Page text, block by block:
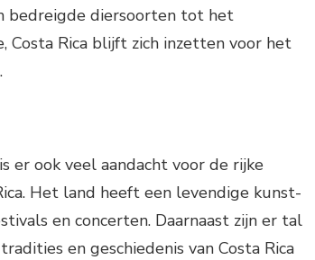
bedreigde diersoorten tot het
Costa Rica blijft zich inzetten voor het
er ook veel aandacht voor de rijke
Het land heeft een levendige kunst-
en concerten. Daarnaast zijn er tal
en geschiedenis van Costa Rica